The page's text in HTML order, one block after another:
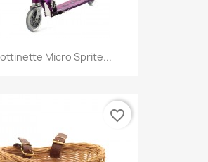
Micro Sprite...
favorite_border